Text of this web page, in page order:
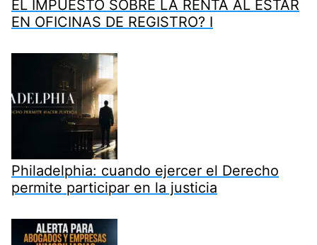
EL IMPUESTO SOBRE LA RENTA AL ESTAR
EN OFICINAS DE REGISTRO? I
Philadelphia: cuando ejercer el Derecho
permite participar en la justicia